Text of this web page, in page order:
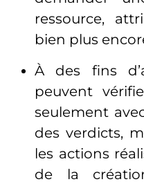
ressource,
bien plus
À des fins
peuvent
seulement
des verdicts,
les actions
de la